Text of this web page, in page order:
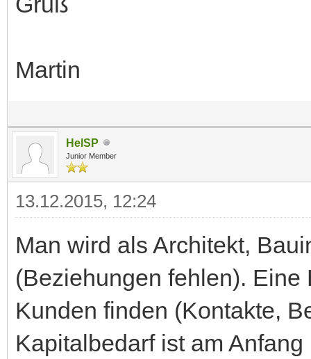
Martin
HelSP
Junior Member
13.12.2015, 12:24
Man wird als Architekt,
(Beziehungen fehlen).
Kunden finden (Kontakte,
Kapitalbedarf ist am